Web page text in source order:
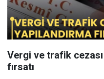
Vergi ve trafik cezası
fırsatı